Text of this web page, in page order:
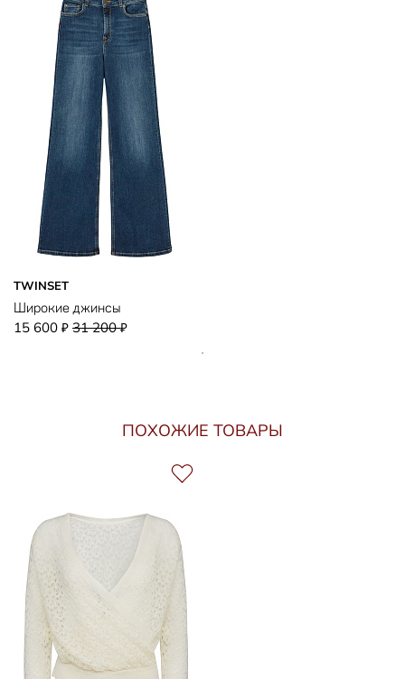
TWINSET
Широкие джинсы
15 600 ₽ 31 200₽
ПОХОЖИЕ ТОВАРЫ